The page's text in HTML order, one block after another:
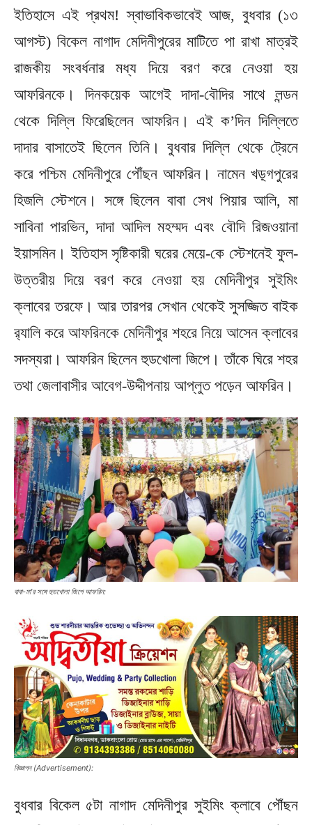
ইতিহাসে এই প্রথম! স্বাভাবিকভাবেই আজ, বুধবার (১৩
আগস্ট) বিকেল নাগাদ মেদিনীপুরের মাটিতে পা রাখা মাত্রই
রাজকীয় সংবর্ধনার মধ্য দিয়ে বরণ করে নেওয়া হয়
আফরিনকে। দিনকয়েক আগেই দাদা-বৌদির সাথে লন্ডন
থেকে দিল্লি ফিরেছিলেন আফরিন। এই ক’দিন দিল্লিতে
দাদার বাসাতেই ছিলেন তিনি। বুধবার দিল্লি থেকে ট্রেনে
করে পশ্চিম মেদিনীপুরে পৌঁছন আফরিন। নামেন খড়্গপুরের
হিজলি স্টেশনে। সঙ্গে ছিলেন বাবা সেখ পিয়ার আলি, মা
সাবিনা পারভিন, দাদা আদিল মহম্মদ এবং বৌদি রিজওয়ানা
ইয়াসমিন। ইতিহাস সৃষ্টিকারী ঘরের মেয়ে-কে স্টেশনেই ফুল-
উত্তরীয় দিয়ে বরণ করে নেওয়া হয় মেদিনীপুর সুইমিং
ক্লাবের তরফে। আর তারপর সেখান থেকেই সুসজ্জিত বাইক
র‌্যালি করে আফরিনকে মেদিনীপুর শহরে নিয়ে আসেন ক্লাবের
সদস্যরা। আফরিন ছিলেন হুডখোলা জিপে। তাঁকে ঘিরে শহর
তথা জেলাবাসীর আবেগ-উদ্দীপনায় আপ্লুত পড়েন আফরিন।
বাবা-মা’র সঙ্গে হুডখোলা জিপে আফরিন:
বিজ্ঞাপন (Advertisement):
বুধবার বিকেল ৫টা নাগাদ মেদিনীপুর সুইমিং ক্লাবে পৌঁছন